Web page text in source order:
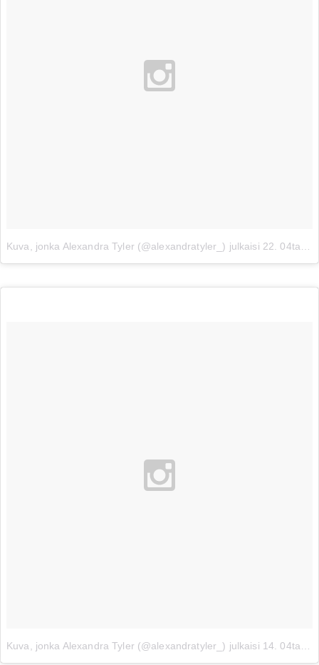
Kuva, jonka Alexandra Tyler (@alexandratyler_) julkaisi 22. 04ta 2015 klo 11.21 PDT
Kuva, jonka Alexandra Tyler (@alexandratyler_) julkaisi 14. 04ta 2015 klo 16.46 PDT